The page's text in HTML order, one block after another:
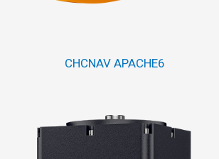
CHCNAV APACHE6